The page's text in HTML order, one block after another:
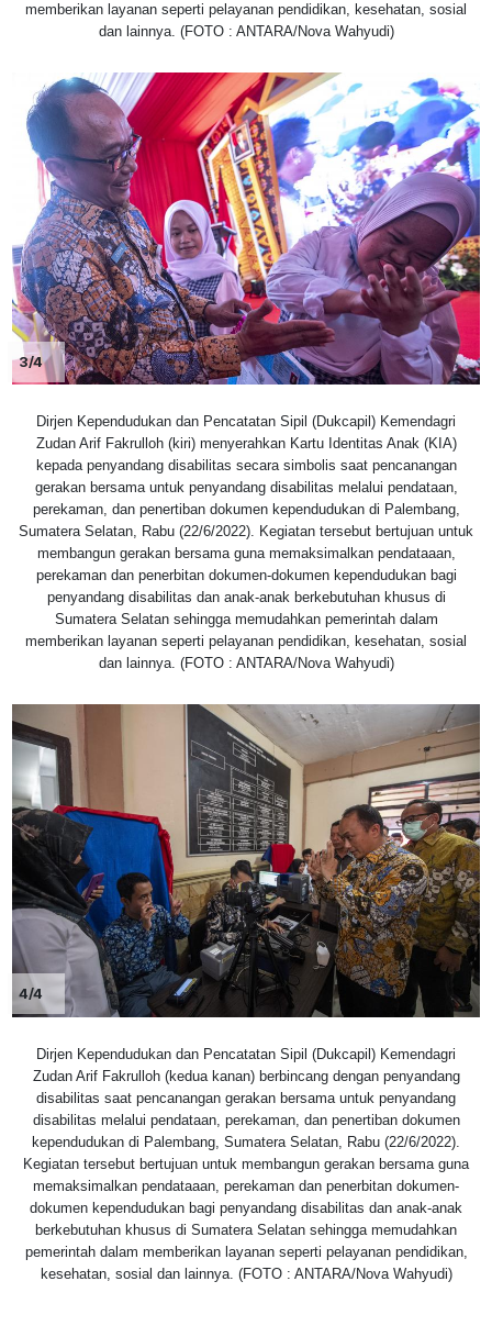
memberikan layanan seperti pelayanan pendidikan, kesehatan, sosial
dan lainnya. (FOTO : ANTARA/Nova Wahyudi)
3/4
Dirjen Kependudukan dan Pencatatan Sipil (Dukcapil) Kemendagri
Zudan Arif Fakrulloh (kiri) menyerahkan Kartu Identitas Anak (KIA)
kepada penyandang disabilitas secara simbolis saat pencanangan
gerakan bersama untuk penyandang disabilitas melalui pendataan,
perekaman, dan penertiban dokumen kependudukan di Palembang,
Sumatera Selatan, Rabu (22/6/2022). Kegiatan tersebut bertujuan untuk
membangun gerakan bersama guna memaksimalkan pendataaan,
perekaman dan penerbitan dokumen-dokumen kependudukan bagi
penyandang disabilitas dan anak-anak berkebutuhan khusus di
Sumatera Selatan sehingga memudahkan pemerintah dalam
memberikan layanan seperti pelayanan pendidikan, kesehatan, sosial
dan lainnya. (FOTO : ANTARA/Nova Wahyudi)
4/4
Dirjen Kependudukan dan Pencatatan Sipil (Dukcapil) Kemendagri
Zudan Arif Fakrulloh (kedua kanan) berbincang dengan penyandang
disabilitas saat pencanangan gerakan bersama untuk penyandang
disabilitas melalui pendataan, perekaman, dan penertiban dokumen
kependudukan di Palembang, Sumatera Selatan, Rabu (22/6/2022).
Kegiatan tersebut bertujuan untuk membangun gerakan bersama guna
memaksimalkan pendataaan, perekaman dan penerbitan dokumen-
dokumen kependudukan bagi penyandang disabilitas dan anak-anak
berkebutuhan khusus di Sumatera Selatan sehingga memudahkan
pemerintah dalam memberikan layanan seperti pelayanan pendidikan,
kesehatan, sosial dan lainnya. (FOTO : ANTARA/Nova Wahyudi)